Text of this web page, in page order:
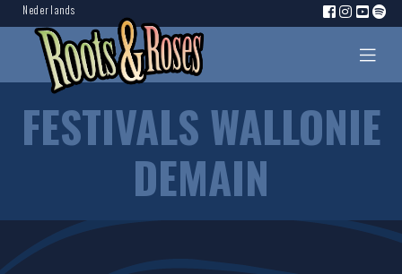
Nederlands
FESTIVALS WALLONIE
DEMAIN